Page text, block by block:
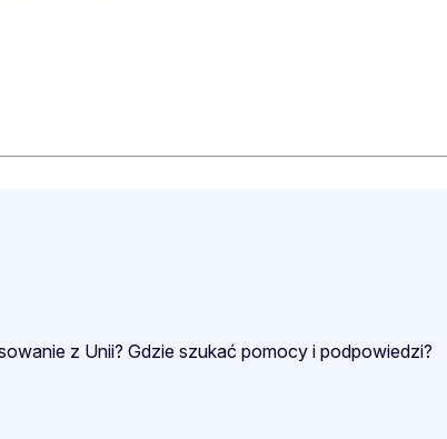
z Unii? Gdzie szukać pomocy i podpowiedzi?